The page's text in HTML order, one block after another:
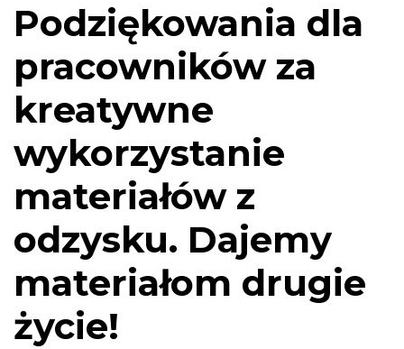
Podziękowania dla
pracowników za
kreatywne
wykorzystanie
materiałów z
odzysku. Dajemy
materiałom drugie
życie!